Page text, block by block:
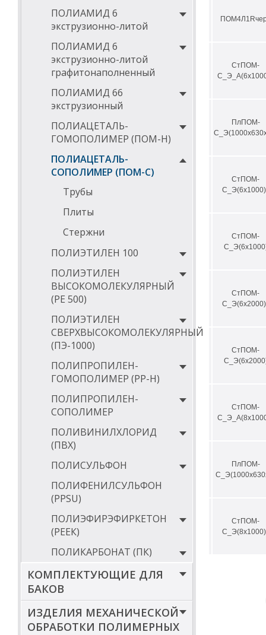
ПОЛИАМИД 6
экструзионно-литой
ПОЛИАМИД 6
экструзионно-литой
графитонаполненный
ПОЛИАМИД 66
экструзионный
ПОЛИАЦЕТАЛЬ-
ГОМОПОЛИМЕР (ПОМ-Н)
ПОЛИАЦЕТАЛЬ-
СОПОЛИМЕР (ПОМ-С)
Трубы
Плиты
Стержни
ПОЛИЭТИЛЕН 100
ПОЛИЭТИЛЕН
ВЫСОКОМОЛЕКУЛЯРНЫЙ
(РЕ 500)
ПОЛИЭТИЛЕН
СВЕРХВЫСОКОМОЛЕКУЛЯРНЫЙ
(ПЭ-1000)
ПОЛИПРОПИЛЕН-
ГОМОПОЛИМЕР (PP-Н)
ПОЛИПРОПИЛЕН-
СОПОЛИМЕР
ПОЛИВИНИЛХЛОРИД
(ПВХ)
ПОЛИСУЛЬФОН
ПОЛИФЕНИЛСУЛЬФОН
(PPSU)
ПОЛИЭФИРЭФИРКЕТОН
(РЕЕК)
ПОЛИКАРБОНАТ (ПК)
КОМПЛЕКТУЮЩИЕ ДЛЯ
БАКОВ
ИЗДЕЛИЯ МЕХАНИЧЕСКОЙ
ОБРАБОТКИ ПОЛИМЕРНЫХ
СтПОМ-
ПлПОМ-
СтПОМ-
СтПОМ-
СтПОМ-
СтПОМ-
СтПОМ-
ПлПОМ-
СтПОМ-